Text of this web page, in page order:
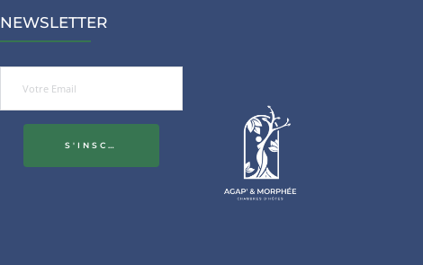
NEWSLETTER
S'INSCRIRE